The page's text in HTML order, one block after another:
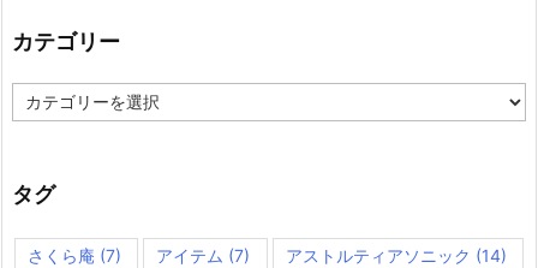
カテゴリー
テ
ー
タグ
さくら庵 (7) アイテム (7) アストルティアソニック (14)